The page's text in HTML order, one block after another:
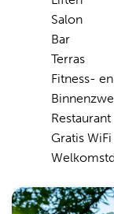
Salon
Bar
Terras
Fitness-
Restaurant
Gratis WiFi